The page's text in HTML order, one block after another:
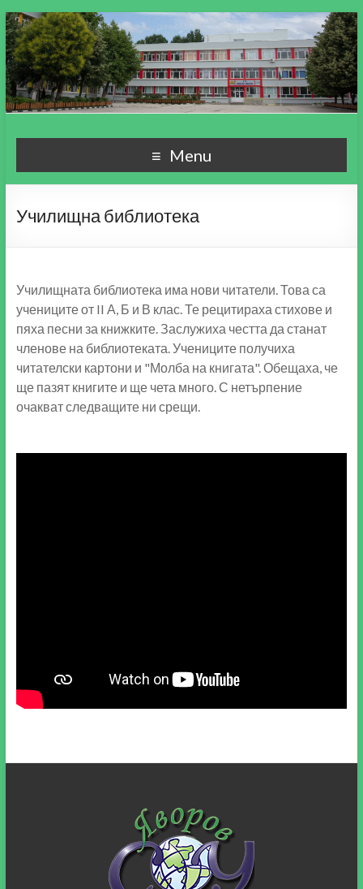
СУ "Пейо Кр. Яворов"
гр. Варна
Училище, мой свят чудесен!
Menu
Училищна библиотека
Училищната библиотека има нови читатели. Това са
учениците от II А, Б и В клас. Те рецитираха стихове и
пяха песни за книжките. Заслужиха честта да станат
членове на библиотеката. Учениците получиха
читателски картони и "Молба на книгата". Обещаха, че
ще пазят книгите и ще чета много. С нетърпение
очакват следващите ни срещи.